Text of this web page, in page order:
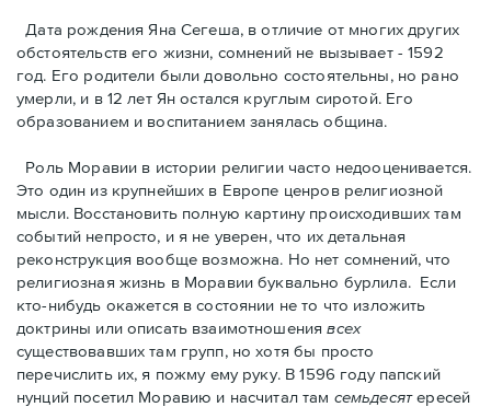
Дата рождения Яна Сегешa, в отличие от многих других
обстоятельств его жизни, сомнений не вызывает - 1592
год. Его родители были довольно состоятельны, но рано
умерли, и в 12 лет Ян остался круглым сиротой. Его
образованием и воспитанием занялась община.
Роль Моравии в истории религии часто недооценивается.
Это один из крупнейших в Европе ценров религиозной
мысли. Восстановить полную картину происходивших там
событий непросто, и я не уверен, что их детальная
реконструкция вообще возможна. Но нет сомнений, что
религиозная жизнь в Моравии буквально бурлила. Eсли
кто-нибудь окажется в состоянии не то что изложить
доктрины или описать взаимотношения всех
существовавших там групп, но хотя бы просто
перечислить их, я пожму ему руку. В 1596 году папский
нунций посетил Моравию и насчитал там семьдесятересей